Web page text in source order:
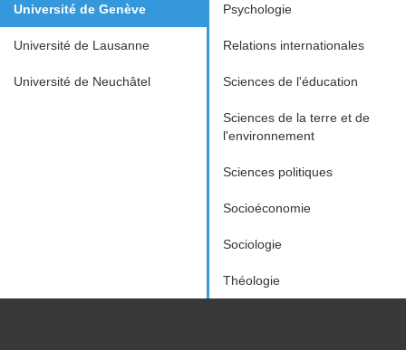
Université de Genève
Université de Lausanne
Université de Neuchâtel
Psychologie
Relations internationales
Sciences de l'éducation
Sciences de la terre et de
l'environnement
Sciences politiques
Socioéconomie
Sociologie
Théologie